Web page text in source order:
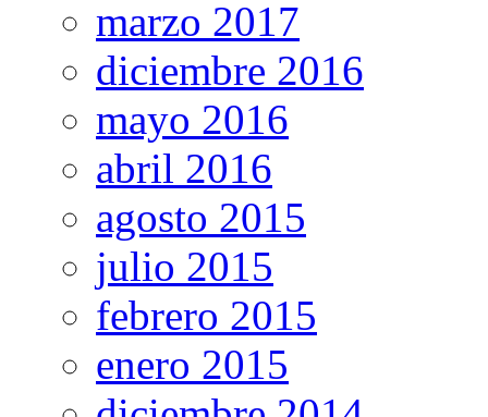
marzo 2017
diciembre 2016
mayo 2016
abril 2016
agosto 2015
julio 2015
febrero 2015
enero 2015